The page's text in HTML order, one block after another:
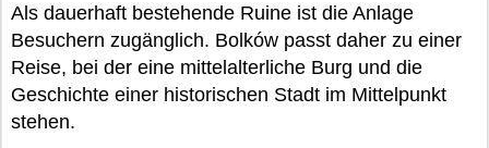
Als dauerhaft bestehende Ruine ist die Anlage
Besuchern zugänglich. Bolków passt daher zu einer
Reise, bei der eine mittelalterliche Burg und die
Geschichte einer historischen Stadt im Mittelpunkt
stehen.